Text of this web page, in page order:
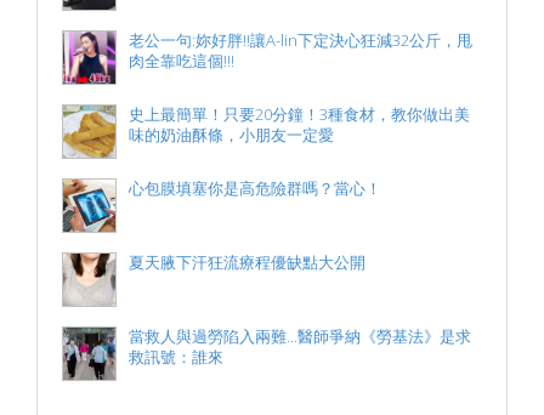
老公一句:妳好胖!!讓A-lin下定決心狂減32公斤，甩
肉全靠吃這個!!!
史上最簡單！只要20分鐘！3種食材，教你做出美
味的奶油酥條，小朋友一定愛
心包膜填塞你是高危險群嗎？當心！
夏天腋下汗狂流療程優缺點大公開
當救人與過勞陷入兩難...醫師爭納《勞基法》是求
救訊號：誰來